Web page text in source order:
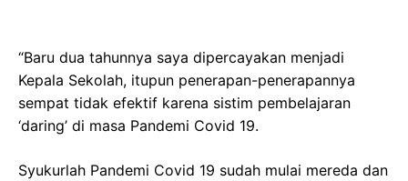
“Baru dua tahunnya saya dipercayakan menjadi
Kepala Sekolah, itupun penerapan-penerapannya
sempat tidak efektif karena sistim pembelajaran
‘daring’ di masa Pandemi Covid 19.
Syukurlah Pandemi Covid 19 sudah mulai mereda dan